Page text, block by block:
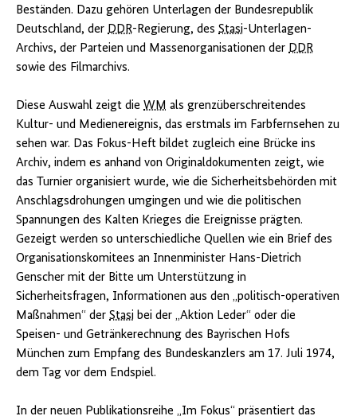
Beständen. Dazu gehören Unterlagen der Bundesrepublik
Deutschland, der DDR-Regierung, des Stasi-Unterlagen-
Archivs, der Parteien und Massenorganisationen der DDR
sowie des Filmarchivs.
Diese Auswahl zeigt die WM als grenzüberschreitendes
Kultur- und Medienereignis, das erstmals im Farbfernsehen zu
sehen war. Das Fokus-Heft bildet zugleich eine Brücke ins
Archiv, indem es anhand von Originaldokumenten zeigt, wie
das Turnier organisiert wurde, wie die Sicherheitsbehörden mit
Anschlagsdrohungen umgingen und wie die politischen
Spannungen des Kalten Krieges die Ereignisse prägten.
Gezeigt werden so unterschiedliche Quellen wie ein Brief des
Organisationskomitees an Innenminister Hans-Dietrich
Genscher mit der Bitte um Unterstützung in
Sicherheitsfragen, Informationen aus den „politisch-operativen
Maßnahmen“ der Stasi bei der „Aktion Leder“ oder die
Speisen- und Getränkerechnung des Bayrischen Hofs
München zum Empfang des Bundeskanzlers am 17. Juli 1974,
dem Tag vor dem Endspiel.
In der neuen Publikationsreihe „Im Fokus“ präsentiert das